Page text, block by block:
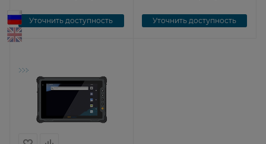
Уточнить доступность Уточнить доступность